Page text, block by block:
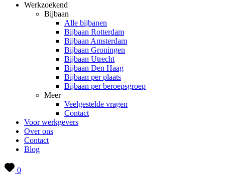
Werkzoekend
Bijbaan
Alle bijbanen
Bijbaan Rotterdam
Bijbaan Amsterdam
Bijbaan Groningen
Bijbaan Utrecht
Bijbaan Den Haag
Bijbaan per plaats
Bijbaan per beroepsgroep
Meer
Veelgestelde vragen
Contact
Voor werkgevers
Over ons
Contact
Blog
0